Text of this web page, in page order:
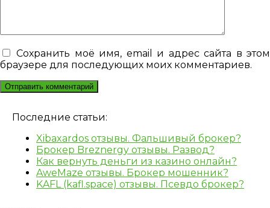
Сохранить моё имя, email и адрес сайта в этом
браузере для последующих моих комментариев.
Последние статьи:
Xibaxardos отзывы. Фальшивый брокер?
Брокер Breznergy отзывы. Развод?
Как вернуть деньги из казино онлайн?
AweMaze отзывы. Брокер мошенник?
KAFL (kafl.space) отзывы. Псевдо брокер?